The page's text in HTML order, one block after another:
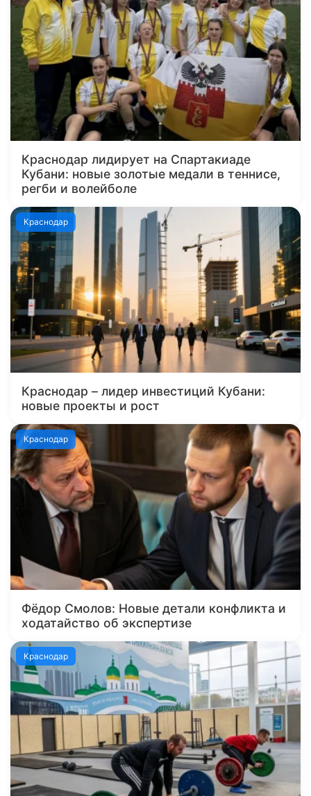
Краснодар лидирует на Спартакиаде
Кубани: новые золотые медали в теннисе,
регби и волейболе
Краснодар
Краснодар – лидер инвестиций Кубани:
новые проекты и рост
Краснодар
Фёдор Смолов: Новые детали конфликта и
ходатайство об экспертизе
Краснодар